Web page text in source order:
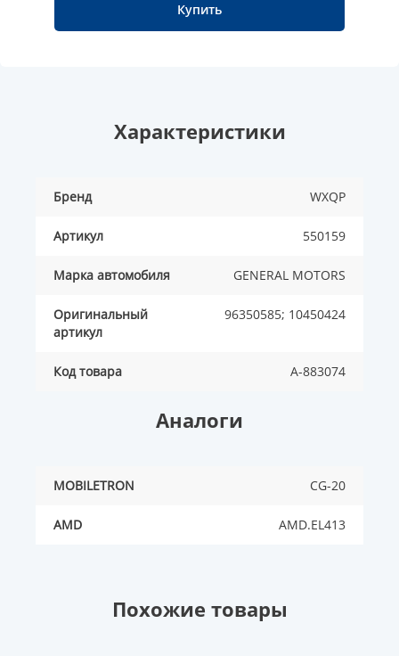
Купить
Характеристики
Бренд WXQP
Артикул 550159
Марка автомобиля GENERAL MOTORS
Оригинальный
артикул
96350585; 10450424
Код товара A-883074
Аналоги
MOBILETRON CG-20
AMD AMD.EL413
Похожие товары